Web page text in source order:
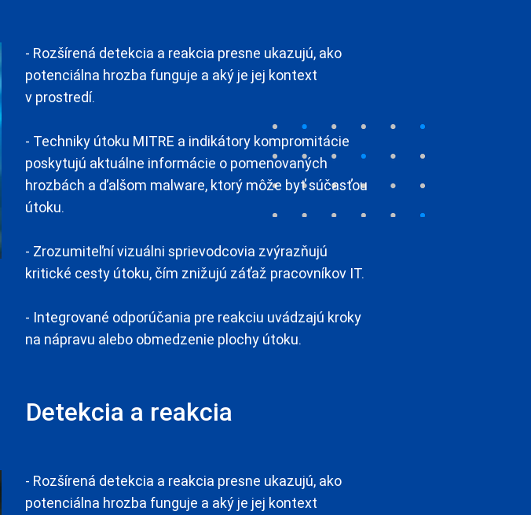
- Rozšírená detekcia a reakcia presne ukazujú, ako
potenciálna hrozba funguje a aký je jej kontext
v prostredí.
- Techniky útoku MITRE a indikátory kompromitácie
poskytujú aktuálne informácie o pomenovaných
hrozbách a ďalšom malware, ktorý môže byť súčasťou
útoku.
- Zrozumiteľní vizuálni sprievodcovia zvýrazňujú
kritické cesty útoku, čím znižujú záťaž pracovníkov IT.
- Integrované odporúčania pre reakciu uvádzajú kroky
na nápravu alebo obmedzenie plochy útoku.
Detekcia a reakcia
- Rozšírená detekcia a reakcia presne ukazujú, ako
potenciálna hrozba funguje a aký je jej kontext